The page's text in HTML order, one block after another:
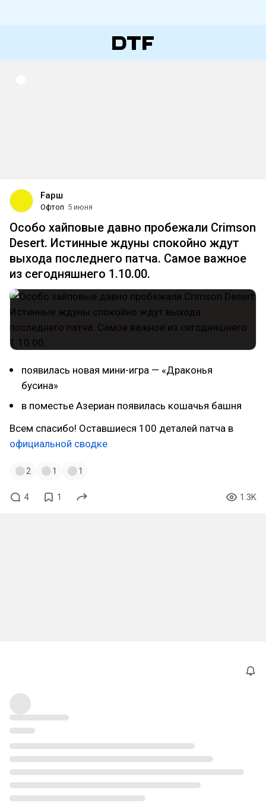
Fарш
Офтоп 5 июня
Особо хайповые давно пробежали Crimson
Desert. Истинные ждуны спокойно ждут
выхода последнего патча. Самое важное
из сегодняшнего 1.10.00.
появилась новая мини-игра — «Драконья
бусина»
в поместье Азериан появилась кошачья башня
Всем спасибо! Оставшиеся 100 деталей патча в
официальной сводке
2 1 1
4 1 1.3K